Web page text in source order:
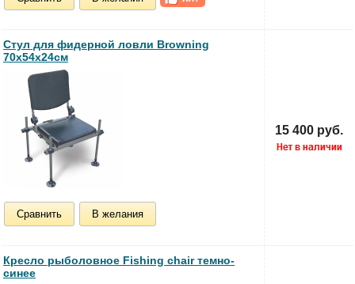
Стул для фидерной ловли Browning
70х54х24см
Сравнить В желания
15 400 руб.
Кресло рыболовное Fishing chair темно-
синее